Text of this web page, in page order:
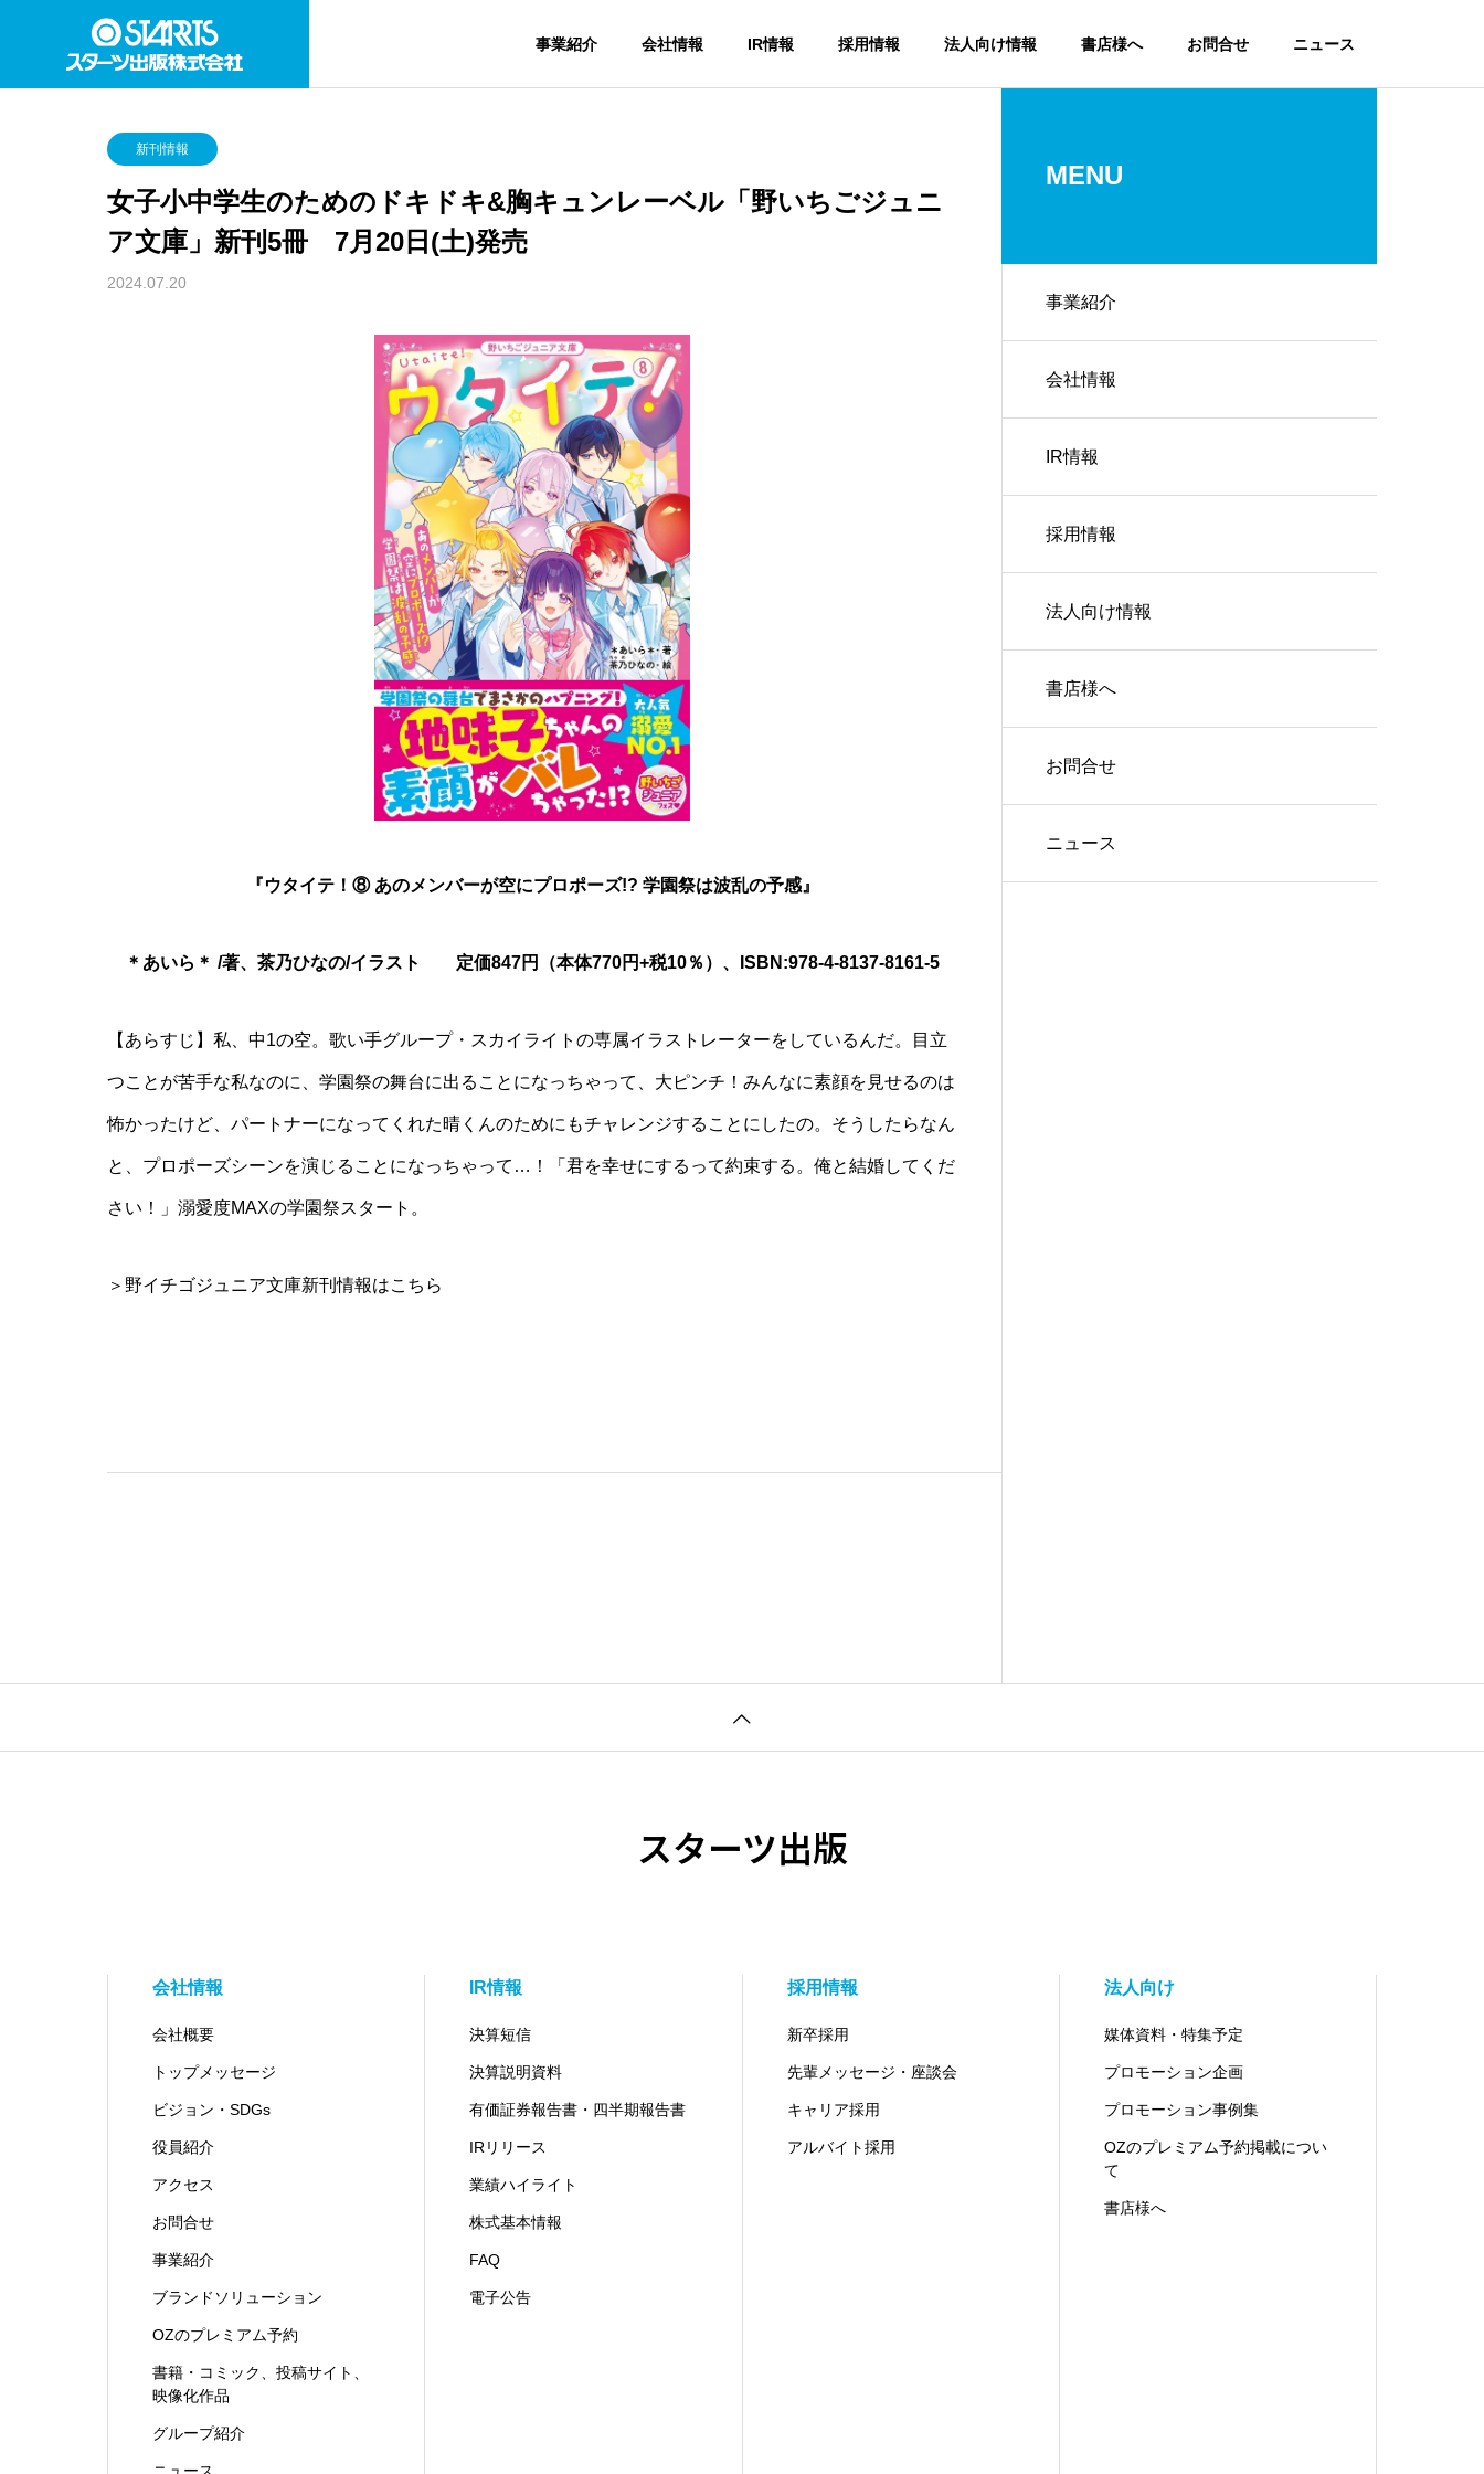
事業紹介 会社情報 IR情報 採用情報 法人向け情報 書店様へ お問合せ ニュース
新刊情報
女子小中学生のためのドキドキ&胸キュンレーベル「野いちごジュニ
ア文庫」新刊5冊 7月20日(土)発売
2024.07.20
『ウタイテ！⑧ あのメンバーが空にプロポーズ!? 学園祭は波乱の予感』
＊あいら＊ /著、茶乃ひなの/イラスト 定価847円（本体770円+税10％）、ISBN:978-4-8137-8161-5
【あらすじ】私、中1の空。歌い手グループ・スカイライトの専属イラストレーターをしているんだ。目立
つことが苦手な私なのに、学園祭の舞台に出ることになっちゃって、大ピンチ！みんなに素顔を見せるのは
怖かったけど、パートナーになってくれた晴くんのためにもチャレンジすることにしたの。そうしたらなん
と、プロポーズシーンを演じることになっちゃって…！「君を幸せにするって約束する。俺と結婚してくだ
さい！」溺愛度MAXの学園祭スタート。
＞野イチゴジュニア文庫新刊情報はこちら
MENU
事業紹介
会社情報
IR情報
採用情報
法人向け情報
書店様へ
お問合せ
ニュース
スターツ出版
会社情報
会社概要
トップメッセージ
ビジョン・SDGs
役員紹介
アクセス
お問合せ
事業紹介
ブランドソリューション
OZのプレミアム予約
書籍・コミック、投稿サイト、
映像化作品
グループ紹介
IR情報
決算短信
決算説明資料
有価証券報告書・四半期報告書
IRリリース
業績ハイライト
株式基本情報
FAQ
電子公告
採用情報
新卒採用
先輩メッセージ・座談会
キャリア採用
アルバイト採用
法人向け
媒体資料・特集予定
プロモーション企画
プロモーション事例集
OZのプレミアム予約掲載につい
て
書店様へ